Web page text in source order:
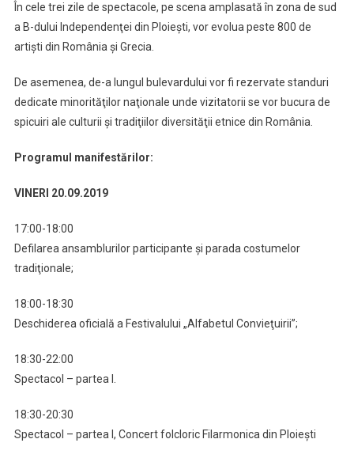
Ediţie
A
În cele trei zile de spectacole, pe scena amplasată în zona de sud
a B-dului Independenţei din Ploieşti, vor evolua peste 800 de
artişti din România şi Grecia.
De asemenea, de-a lungul bulevardului vor fi rezervate standuri
dedicate minorităţilor naţionale unde vizitatorii se vor bucura de
spicuiri ale culturii şi tradiţiilor diversităţii etnice din România.
Programul manifestărilor:
VINERI 20.09.2019
17:00-18:00
Defilarea ansamblurilor participante şi parada costumelor
tradiţionale;
18:00-18:30
Deschiderea oficială a Festivalului „Alfabetul Convieţuirii”;
18:30-22:00
Spectacol – partea I.
18:30-20:30
Spectacol – partea I, Concert folcloric Filarmonica din Ploieşti